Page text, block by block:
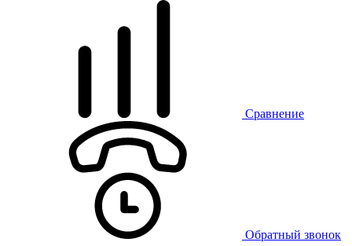
Сравнение
Обратный звонок